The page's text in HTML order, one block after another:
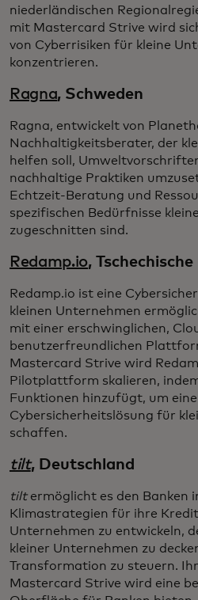
niederländischen
mit Mastercard Strive wird
von Cyberrisiken für kleine
konzentrieren.
Ragna, Schweden
Ragna, entwickelt von
Nachhaltigkeitsberater, der
helfen soll,
nachhaltige Praktiken
Echtzeit-Beratung und
spezifischen Bedürfnisse
zugeschnitten sind.
Redamp.io,
Redamp.io ist eine
kleinen Unternehmen
mit einer erschwinglichen,
benutzerfreundlichen
Mastercard Strive wird
Pilotplattform skalieren,
Funktionen hinzufügt, um
Cybersicherheitslösung für
schaffen.
tilt, Deutschland
tiltermöglicht es den Banken
Klimastrategien für ihre
Unternehmen zu entwickeln,
kleiner Unternehmen zu
Transformation zu steuern.
Mastercard Strive wird eine